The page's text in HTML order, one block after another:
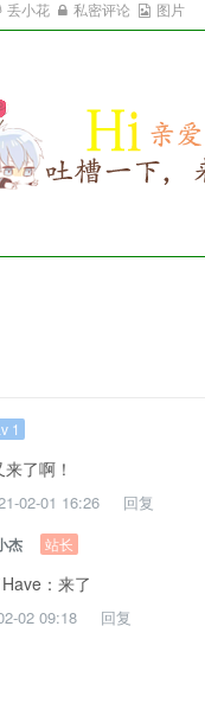
丢小花 私密评论 图片
1
了啊！
02-01 16:26 回复
杰 站长
：来了
02 09:18 回复